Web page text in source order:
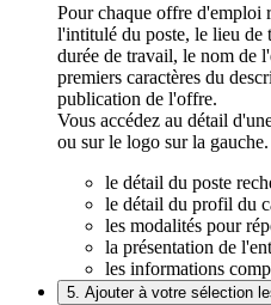
Pour chaque offre d'emploi
l'intitulé du poste, le lieu de
durée de travail, le nom de
premiers caractères du
publication de l'offre.
Vous accédez au détail
ou sur le logo sur la
le détail du poste
le détail du profil du
les modalités pour
la présentation de
les informations
5. Ajouter à votre sélection